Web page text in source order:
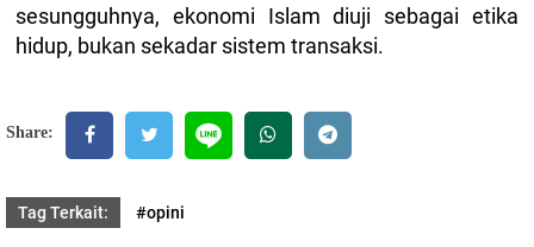
sesungguhnya, ekonomi Islam diuji sebagai etika
hidup, bukan sekadar sistem transaksi.
Share:
Tag Terkait: #opini